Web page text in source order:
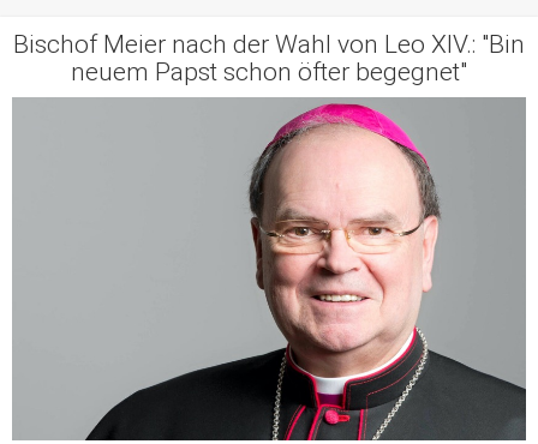
Bischof Meier nach der Wahl von Leo XIV.: "Bin
neuem Papst schon öfter begegnet"